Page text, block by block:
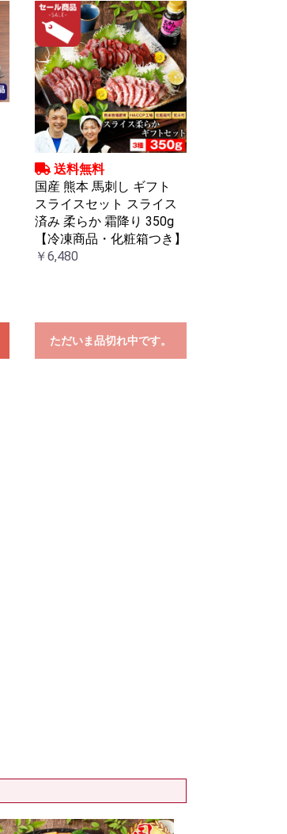
送料無料
国産 熊本 馬刺し ギフト
スライスセット スライス
済み 柔らか 霜降り 350g
【冷凍商品・化粧箱つき】
￥6,480
ただいま品切れ中です。